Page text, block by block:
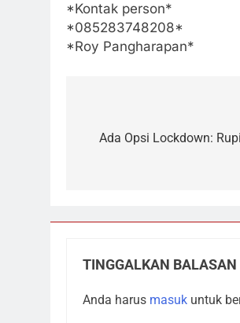
*Kontak person*
*085283748208*
*Roy Pangharapan*
pos
Ada Opsi Lockdown:
TINGGALKAN BALASAN
Anda harus masuk untuk